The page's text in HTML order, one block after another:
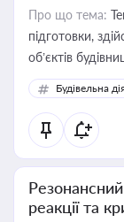
Про що тема:
підготовки,
об’єктів
Будівельна
реакції та